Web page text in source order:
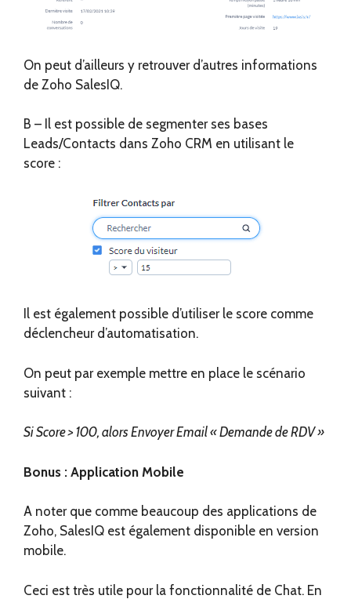
On peut d’ailleurs y retrouver d’autres informations
de Zoho SalesIQ.
B – Il est possible de segmenter ses bases
Leads/Contacts dans Zoho CRM en utilisant le
score :
Il est également possible d’utiliser le score comme
déclencheur d’automatisation.
On peut par exemple mettre en place le scénario
suivant :
Si Score > 100, alors Envoyer Email « Demande de RDV »
Bonus : Application Mobile
A noter que comme beaucoup des applications de
Zoho, SalesIQ est également disponible en version
mobile.
Ceci est très utile pour la fonctionnalité de Chat. En